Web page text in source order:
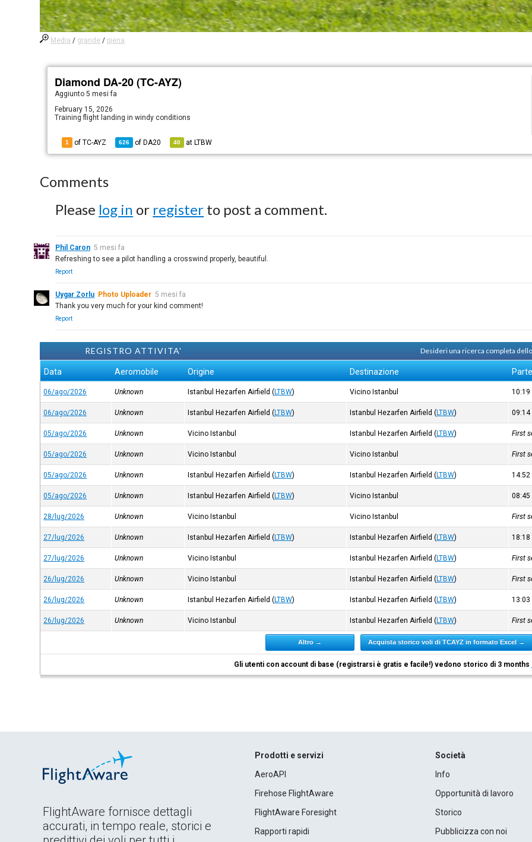
Media / grande / piena
Diamond DA-20 (TC-AYZ)
Aggiunto5 mesi fa
February 15, 2026
Training flight landing in windy conditions
1 of TC-AYZ 626 of DA20 40 at LTBW
Comments
Please log in or register to post a comment.
Phil Caron 5 mesi fa
Refreshing to see a pilot handling a crosswind properly, beautiful.
Report
Uygar Zorlu Photo Uploader 5 mesi fa
Thank you very much for your kind comment!
Report
REGISTRO ATTIVITA' Desideri una ricerca completa
Data Aeromobile Origine Destinazione
06/ago/2026 Unknown Istanbul Hezarfen Airfield (LTBW) Vicino Istanbul 10:19
06/ago/2026 Unknown Istanbul Hezarfen Airfield (LTBW) Istanbul Hezarfen Airfield (LTBW) 09:14
05/ago/2026 Unknown Vicino Istanbul Istanbul Hezarfen Airfield (LTBW) First
05/ago/2026 Unknown Vicino Istanbul Vicino Istanbul First
05/ago/2026 Unknown Istanbul Hezarfen Airfield (LTBW) Istanbul Hezarfen Airfield (LTBW) 14:52
05/ago/2026 Unknown Istanbul Hezarfen Airfield (LTBW) Vicino Istanbul 08:45
28/lug/2026 Unknown Vicino Istanbul Vicino Istanbul First
27/lug/2026 Unknown Istanbul Hezarfen Airfield (LTBW) Istanbul Hezarfen Airfield (LTBW) 18:18
27/lug/2026 Unknown Vicino Istanbul Istanbul Hezarfen Airfield (LTBW) First
26/lug/2026 Unknown Vicino Istanbul Istanbul Hezarfen Airfield (LTBW) First
26/lug/2026 Unknown Istanbul Hezarfen Airfield (LTBW) Istanbul Hezarfen Airfield (LTBW) 13:03
26/lug/2026 Unknown Vicino Istanbul Istanbul Hezarfen Airfield (LTBW) First
Altro → Acquista storico voli di TCAYZ in formato Excel →
Gli utenti con account di base (registrarsi è gratis e facile!) vedono storico di 3 months
FlightAware fornisce dettagli
accurati, in tempo reale, storici e
Prodotti e servizi
AeroAPI
Firehose FlightAware
FlightAware Foresight
Rapporti rapidi
Società
Info
Opportunità di lavoro
Storico
Pubblicizza con noi